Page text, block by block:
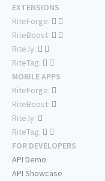
EXTENSIONS
RiteForge:
RiteBoost:
Rite.ly:
RiteTag:
MOBILE APPS
RiteForge:
RiteBoost:
Rite.ly:
RiteTag:
FOR DEVELOPERS
API Demo
API Showcase